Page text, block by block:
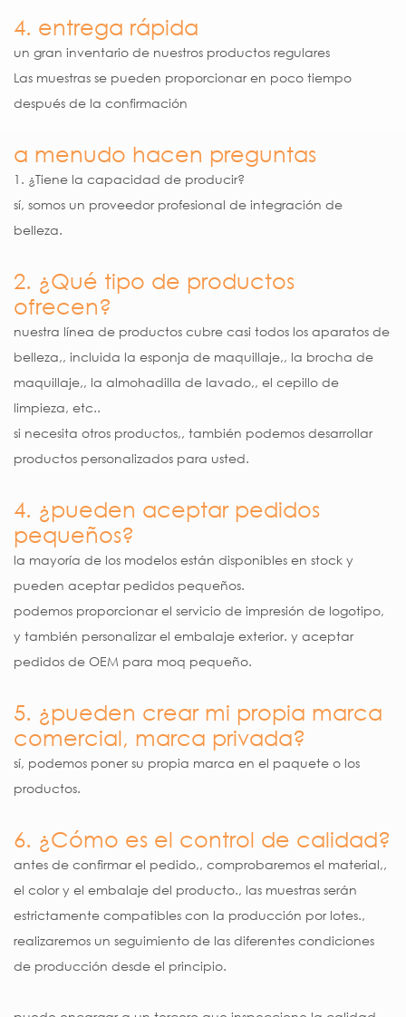
4. entrega rápida
un gran inventario de nuestros productos regulares
Las muestras se pueden proporcionar en poco tiempo
después de la confirmación
a menudo hacen preguntas
1. ¿Tiene la capacidad de producir?
sí, somos un proveedor profesional de integración de
belleza.
2. ¿Qué tipo de productos
ofrecen?
nuestra línea de productos cubre casi todos los aparatos de
belleza,, incluida la esponja de maquillaje,, la brocha de
maquillaje,, la almohadilla de lavado,, el cepillo de
limpieza, etc..
si necesita otros productos,, también podemos desarrollar
productos personalizados para usted.
4. ¿pueden aceptar pedidos
pequeños?
la mayoría de los modelos están disponibles en stock y
pueden aceptar pedidos pequeños.
podemos proporcionar el servicio de impresión de logotipo,
y también personalizar el embalaje exterior. y aceptar
pedidos de OEM para moq pequeño.
5. ¿pueden crear mi propia marca
comercial, marca privada?
sí, podemos poner su propia marca en el paquete o los
productos.
6. ¿Cómo es el control de calidad?
antes de confirmar el pedido,, comprobaremos el material,,
el color y el embalaje del producto., las muestras serán
estrictamente compatibles con la producción por lotes.,
realizaremos un seguimiento de las diferentes condiciones
de producción desde el principio.